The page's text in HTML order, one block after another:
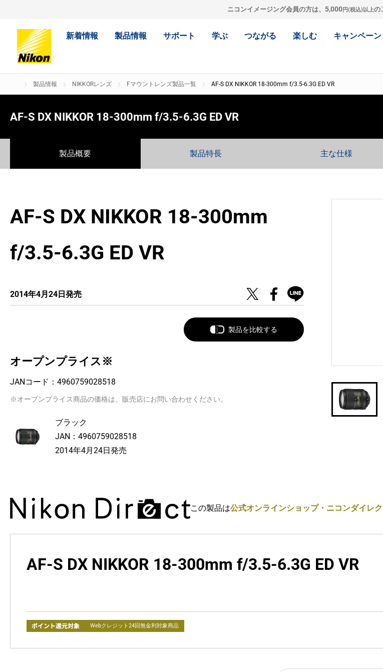
ニコンイメージング会員の方は、 5,000円(税込)以上の
新着情報 製品情報 サポート 学ぶ つながる 楽しむ キャンペーン
製品情報 NIKKORレンズ Fマウントレンズ製品一覧 AF-S DX NIKKOR 18-300mm f/3.5-6.3G ED VR
AF-S DX NIKKOR 18-300mm f/3.5-6.3G ED VR
製品概要 製品特長 主な仕様
AF-S DX NIKKOR 18-300mm
f/3.5-6.3G ED VR
2014年4月24日発売
製品を比較する
オープンプライス※
JANコード： 4960759028518
※オープンプライス商品の価格は、販売店にお問い合わせください。
ブラック
JAN： 4960759028518
2014年4月24日発売
この製品は公式オンラインショップ・ニコンダイレク
AF-S DX NIKKOR 18-300mm f/3.5-6.3G ED VR
Webクレジット24回無金利対象商品